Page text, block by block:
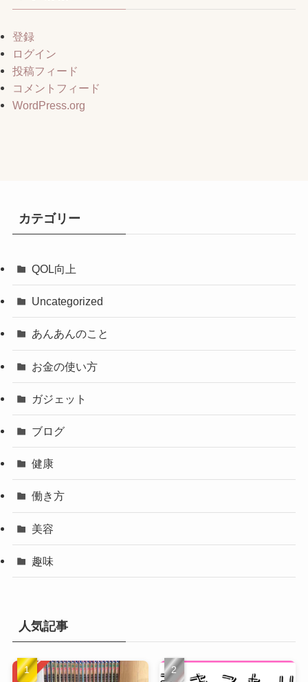
登録
ログイン
投稿フィード
コメントフィード
WordPress.org
カテゴリー
QOL向上
Uncategorized
あんあんのこと
お金の使い方
ガジェット
ブログ
健康
働き方
美容
趣味
人気記事